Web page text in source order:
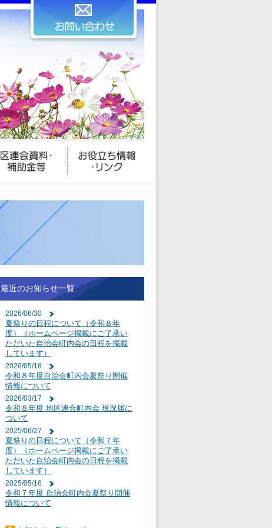
最近のお知らせ一覧
2026/06/30
夏祭りの日程について（令和８年
度）（ホームページ掲載にご了承い
ただいた自治会町内会の日程を掲載
しています）
2026/05/18
令和８年度自治会町内会夏祭り開催
情報について
2026/03/17
令和８年度 地区連合町内会 現況届に
ついて
2025/06/27
夏祭りの日程について（令和７年
度）（ホームページ掲載にご了承い
ただいた自治会町内会の日程を掲載
しています）
2025/05/16
令和７年度 自治会町内会夏祭り開催
情報について